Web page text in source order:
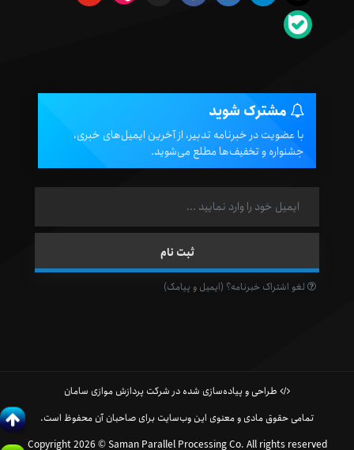
مشترک شوید
با عضویت در خبرنامه تدبیر، از آخرین ایمیل‌های خبری،
جشنواره و تخفیف‌ها مطلع می‌شوید.
لغو اشتراک خبرنامه؟ (ایمیل و پیامک)
طراحی و پیاده‌سازی شده در شرکت پردازش موازی سامان
تمامی حقوق مادی و معنوی این وب‌سایت برای صاحبان آن محفوظ است.
Copyright 2026 © Saman Parallel Processing Co. All rights reserved